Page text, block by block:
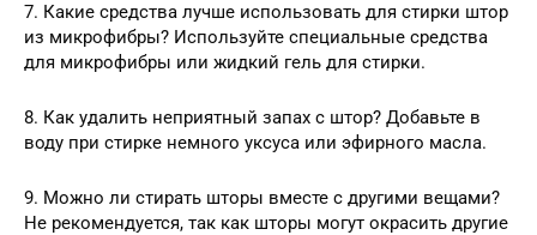
7. Какие средства лучше использовать для стирки штор
из микрофибры? Используйте специальные средства
для микрофибры или жидкий гель для стирки.
8. Как удалить неприятный запах с штор? Добавьте в
воду при стирке немного уксуса или эфирного масла.
9. Можно ли стирать шторы вместе с другими вещами?
Не рекомендуется, так как шторы могут окрасить другие